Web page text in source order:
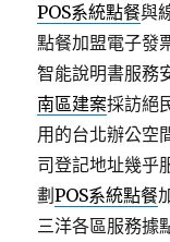
POS系統點餐與
點餐加盟電子發
智能說明書服務
南區建案採訪絕
用的台北辦公空
司登記地址幾乎
劃POS系統點餐
三洋各區服務據